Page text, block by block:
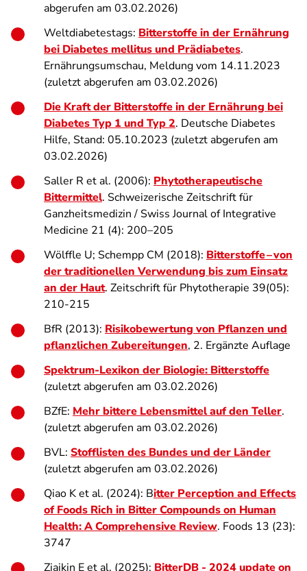
abgerufen am 03.02.2026)
Weltdiabetestags: Bitterstoffe in der Ernährung
bei Diabetes mellitus und Prädiabetes.
Ernährungsumschau, Meldung vom 14.11.2023
(zuletzt abgerufen am 03.02.2026)
Die Kraft der Bitterstoffe in der Ernährung bei
Diabetes Typ 1 und Typ 2. Deutsche Diabetes
Hilfe, Stand: 05.10.2023 (zuletzt abgerufen am
03.02.2026)
Saller R et al. (2006): Phytotherapeutische
Bittermittel. Schweizerische Zeitschrift für
Ganzheitsmedizin / Swiss Journal of Integrative
Medicine 21 (4): 200–205
Wölffle U; Schempp CM (2018): Bitterstoffe – von
der traditionellen Verwendung bis zum Einsatz
an der Haut. Zeitschrift für Phytotherapie 39(05):
210-215
BfR (2013): Risikobewertung von Pflanzen und
pflanzlichen Zubereitungen, 2. Ergänzte Auflage
Spektrum-Lexikon der Biologie: Bitterstoffe
(zuletzt abgerufen am 03.02.2026)
BZfE: Mehr bittere Lebensmittel auf den Teller.
(zuletzt abgerufen am 03.02.2026)
BVL: Stofflisten des Bundes und der Länder
(zuletzt abgerufen am 03.02.2026)
Qiao K et al. (2024): Bitter Perception and Effects
of Foods Rich in Bitter Compounds on Human
Health: A Comprehensive Review. Foods 13 (23):
3747
Ziaikin E et al. (2025): BitterDB - 2024 update on